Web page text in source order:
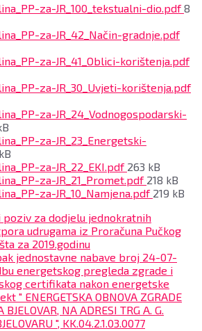
za-JR_100_tekstualni-dio.pdfFile
8
za-JR_42_Način-gradnje.pdfFile
za-JR_41_Oblici-korištenja.pdf
za-JR_30_Uvjeti-korištenja.pdf
za-JR_24_Vodnogospodarski-
za-JR_23_Energetski-
za-JR_22_EKI.pdf File
size:
263 kB
za-JR_21_Promet.pdf File
size:
218 kB
za-JR_10_Namjena.pdf File
219 kB
poziv za dodjelu jednokratnih
udrugama iz Proračuna Pučkog
za 2019.godinu
jednostavne nabave broj 24-07-
energetskog pregleda zgrade i
certifikata nakon energetske
" ENERGETSKA OBNOVA ZGRADE
BJELOVAR, NA ADRESI TRG A. G.
", KK.04.2.1.03.0077